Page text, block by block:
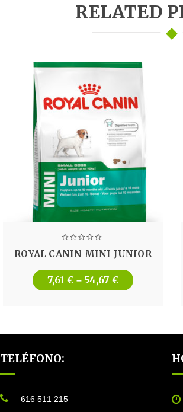
RELATED
ROYAL CANIN MINI JUNIOR
7,61 € – 54,67 €
TELÉFONO:
616 511 215